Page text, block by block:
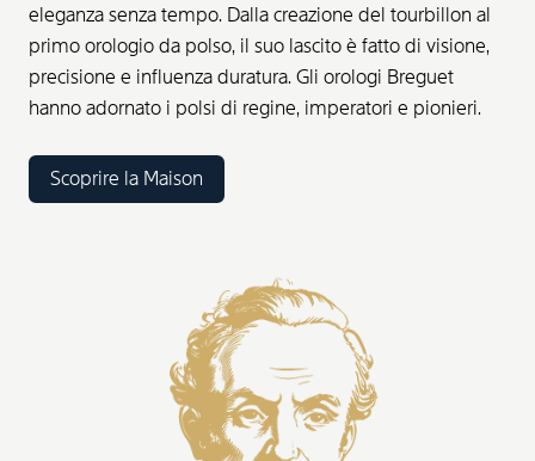
eleganza senza tempo. Dalla creazione del tourbillon al
primo orologio da polso, il suo lascito è fatto di visione,
precisione e influenza duratura. Gli orologi Breguet
hanno adornato i polsi di regine, imperatori e pionieri.
Scoprire la Maison